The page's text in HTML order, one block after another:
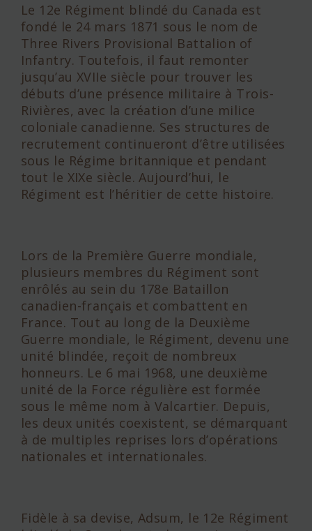
Le 12e Régiment blindé du Canada est
fondé le 24 mars 1871 sous le nom de
Three Rivers Provisional Battalion of
Infantry. Toutefois, il faut remonter
jusqu’au XVIIe siècle pour trouver les
débuts d’une présence militaire à Trois-
Rivières, avec la création d’une milice
coloniale canadienne. Ses structures de
recrutement continueront d’être utilisées
sous le Régime britannique et pendant
tout le XIXe siècle. Aujourd’hui, le
Régiment est l’héritier de cette histoire.
Lors de la Première Guerre mondiale,
plusieurs membres du Régiment sont
enrôlés au sein du 178e Bataillon
canadien-français et combattent en
France. Tout au long de la Deuxième
Guerre mondiale, le Régiment, devenu une
unité blindée, reçoit de nombreux
honneurs. Le 6 mai 1968, une deuxième
unité de la Force régulière est formée
sous le même nom à Valcartier. Depuis,
les deux unités coexistent, se démarquant
à de multiples reprises lors d’opérations
nationales et internationales.
Fidèle à sa devise, Adsum, le 12e Régiment